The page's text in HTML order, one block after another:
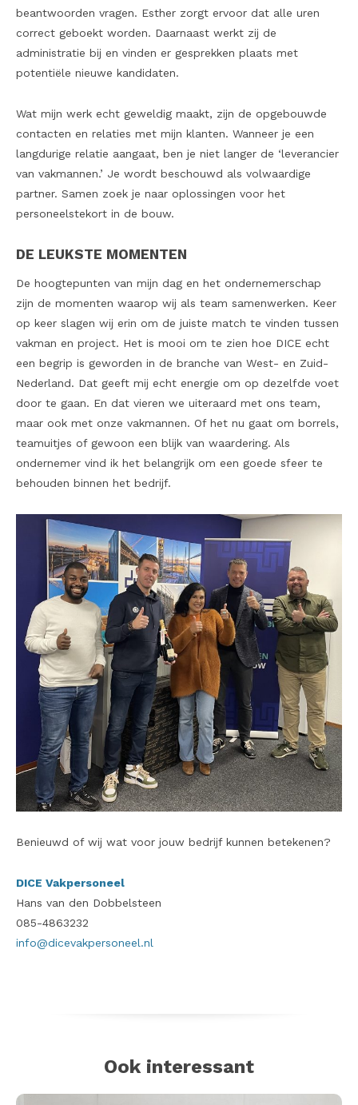
beantwoorden vragen. Esther zorgt ervoor dat alle uren
correct geboekt worden. Daarnaast werkt zij de
administratie bij en vinden er gesprekken plaats met
potentiële nieuwe kandidaten.
Wat mijn werk echt geweldig maakt, zijn de opgebouwde
contacten en relaties met mijn klanten. Wanneer je een
langdurige relatie aangaat, ben je niet langer de ‘leverancier
van vakmannen.’ Je wordt beschouwd als volwaardige
partner. Samen zoek je naar oplossingen voor het
personeelstekort in de bouw.
DE LEUKSTE MOMENTEN
De hoogtepunten van mijn dag en het ondernemerschap
zijn de momenten waarop wij als team samenwerken. Keer
op keer slagen wij erin om de juiste match te vinden tussen
vakman en project. Het is mooi om te zien hoe DICE echt
een begrip is geworden in de branche van West- en Zuid-
Nederland. Dat geeft mij echt energie om op dezelfde voet
door te gaan. En dat vieren we uiteraard met ons team,
maar ook met onze vakmannen. Of het nu gaat om borrels,
teamuitjes of gewoon een blijk van waardering. Als
ondernemer vind ik het belangrijk om een goede sfeer te
behouden binnen het bedrijf.
Benieuwd of wij wat voor jouw bedrijf kunnen betekenen?
DICE Vakpersoneel
Hans van den Dobbelsteen
085-4863232
info@dicevakpersoneel.nl
Ook interessant